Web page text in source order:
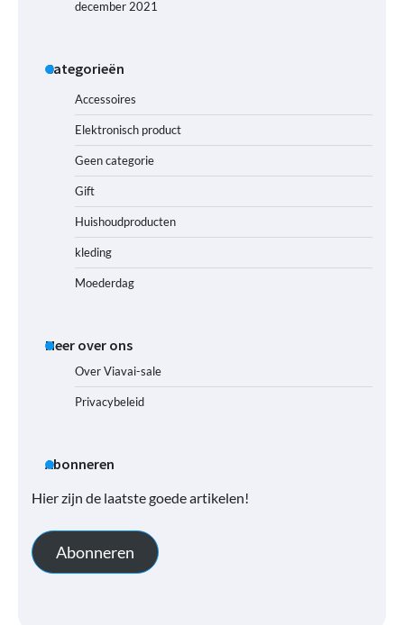
december 2021
Categorieën
Accessoires
Elektronisch product
Geen categorie
Gift
Huishoudproducten
kleding
Moederdag
Meer over ons
Over Viavai-sale
Privacybeleid
Abonneren
Hier zijn de laatste goede artikelen!
Abonneren